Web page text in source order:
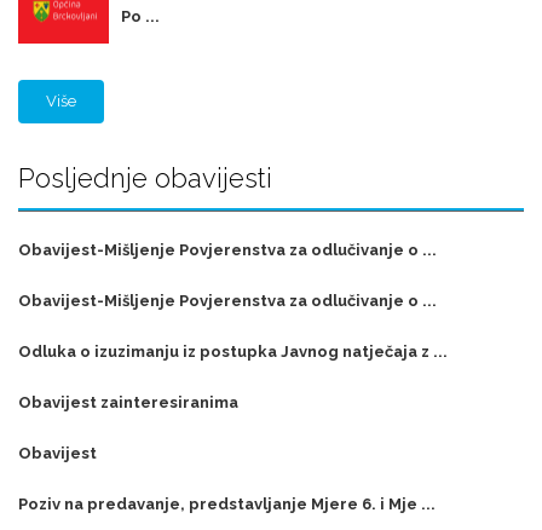
Po ...
Više
Posljednje obavijesti
Obavijest-Mišljenje Povjerenstva za odlučivanje o ...
Obavijest-Mišljenje Povjerenstva za odlučivanje o ...
Odluka o izuzimanju iz postupka Javnog natječaja z ...
Obavijest zainteresiranima
Obavijest
Poziv na predavanje, predstavljanje Mjere 6. i Mje ...